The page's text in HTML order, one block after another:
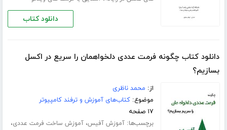
دانلود کتاب
دانلود کتاب چگونه فرمت عددی دلخواهمان را سریع در اکسل
بسازیم؟
از: محمد ناظری
موضوع:کتاب‌های آموزش و ترفند کامپیوتر
۱۷ صفحه
برچسب‌ها:آموزش آفیس،آموزش ساخت فرمت عددی،